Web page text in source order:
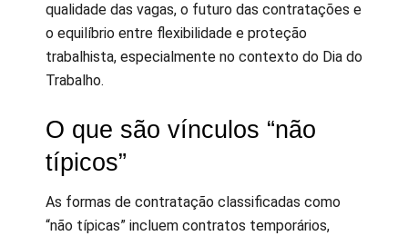
qualidade das vagas, o futuro das contratações e
o equilíbrio entre flexibilidade e proteção
trabalhista, especialmente no contexto do Dia do
Trabalho.
O que são vínculos “não
típicos”
As formas de contratação classificadas como
“não típicas” incluem contratos temporários,